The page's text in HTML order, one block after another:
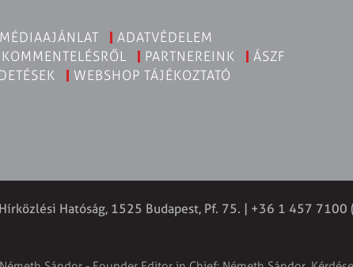
MÉDIAAJÁNLAT
ADATVÉDELEM
PARTNEREINK
ÁSZF
WEBSHOP TÁJÉKOZTATÓ
Hatóság, 1525 Budapest, Pf. 75. | +36 1 457